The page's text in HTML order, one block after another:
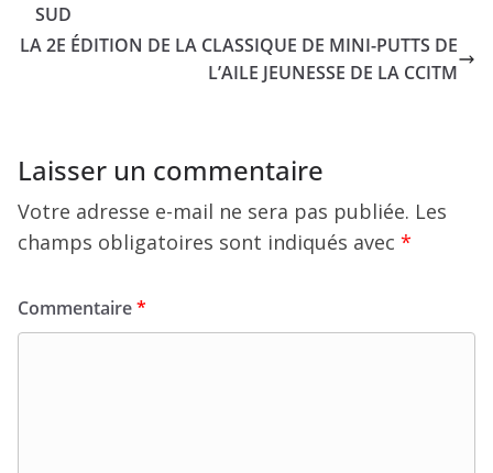
SUD
LA 2E ÉDITION DE LA CLASSIQUE DE MINI-PUTTS DE
L’AILE JEUNESSE DE LA CCITM
Laisser un commentaire
Votre adresse e-mail ne sera pas publiée. Les
champs obligatoires sont indiqués avec *
Commentaire*